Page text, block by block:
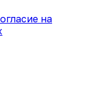
на